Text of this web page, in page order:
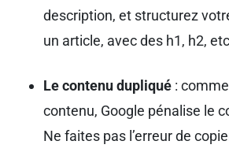
description, et structurez
un article, avec des h1, h2,
Le contenu dupliqué :
contenu, Google pénalise le
Ne faites pas l’erreur de